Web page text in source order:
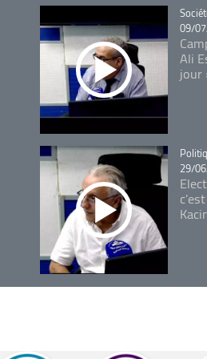
09/
Ali
jour
29/